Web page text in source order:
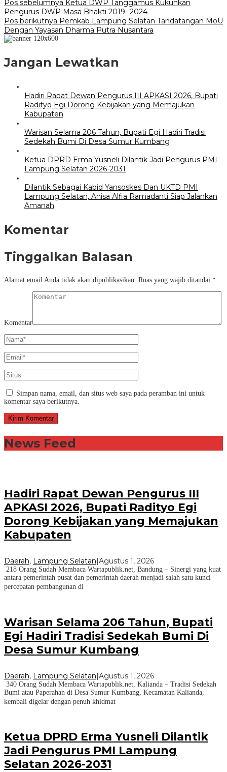
Navigasi
pos
Pos sebelumnya Ketua DWP Tanggamus Kukuhkan
Pengurus DWP Masa Bhakti 2019- 2024
Pos berikutnya Pemkab Lampung Selatan Tandatangan MoU
Dengan Yayasan Dharma Putra Nusantara
Jangan Lewatkan
Hadiri Rapat Dewan Pengurus III APKASI 2026, Bupati
Radityo Egi Dorong Kebijakan yang Memajukan
Kabupaten
Warisan Selama 206 Tahun, Bupati Egi Hadiri Tradisi
Sedekah Bumi Di Desa Sumur Kumbang
Ketua DPRD Erma Yusneli Dilantik Jadi Pengurus PMI
Lampung Selatan 2026-2031
Dilantik Sebagai Kabid Yansoskes Dan UKTD PMI
Lampung Selatan, Anisa Alfia Ramadanti Siap Jalankan
Amanah
Komentar
Tinggalkan Balasan
Alamat email Anda tidak akan dipublikasikan. Ruas yang wajib ditandai *
Komentar
Simpan nama, email, dan situs web saya pada peramban ini untuk
komentar saya berikutnya.
News Feed
Hadiri Rapat Dewan Pengurus III
APKASI 2026, Bupati Radityo Egi
Dorong Kebijakan yang Memajukan
Kabupaten
Daerah, Lampung Selatan Agustus 1, 2026
218 Orang Sudah Membaca Wartapublik.net, Bandung – Sinergi yang kuat
antara pemerintah pusat dan pemerintah daerah menjadi salah satu kunci
percepatan pembangunan di
Warisan Selama 206 Tahun, Bupati
Egi Hadiri Tradisi Sedekah Bumi Di
Desa Sumur Kumbang
Daerah, Lampung Selatan|Agustus 1, 2026
340 Orang Sudah Membaca Wartapublik.net, Kalianda – Tradisi Sedekah
Bumi atau Paperahan di Desa Sumur Kumbang, Kecamatan Kalianda,
kembali digelar dengan penuh khidmat
Ketua DPRD Erma Yusneli Dilantik
Jadi Pengurus PMI Lampung
Selatan 2026-2031